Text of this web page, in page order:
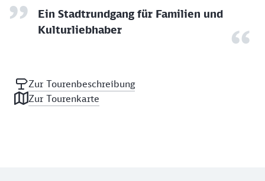
Ein Stadtrundgang für Familien und
Kulturliebhaber
Zur Tourenbeschreibung
Zur Tourenkarte